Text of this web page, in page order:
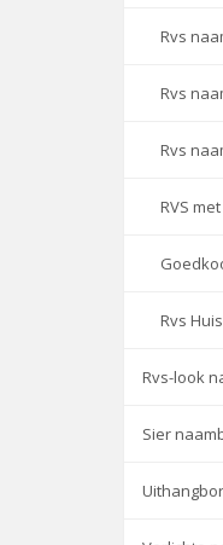
Rvs
Rvs
Rvs
RVS
Rvs
Rvs-look
Sier